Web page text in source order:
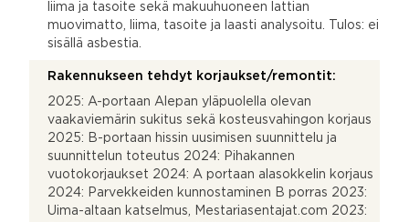
liima ja tasoite sekä makuuhuoneen lattian
muovimatto, liima, tasoite ja laasti analysoitu. Tulos: ei
sisällä asbestia.
Rakennukseen tehdyt korjaukset/remontit:
2025: A-portaan Alepan yläpuolella olevan
vaakaviemärin sukitus sekä kosteusvahingon korjaus
2025: B-portaan hissin uusimisen suunnittelu ja
suunnittelun toteutus 2024: Pihakannen
vuotokorjaukset 2024: A portaan alasokkelin korjaus
2024: Parvekkeiden kunnostaminen B porras 2023:
Uima-altaan katselmus, Mestariasentajat.com 2023: